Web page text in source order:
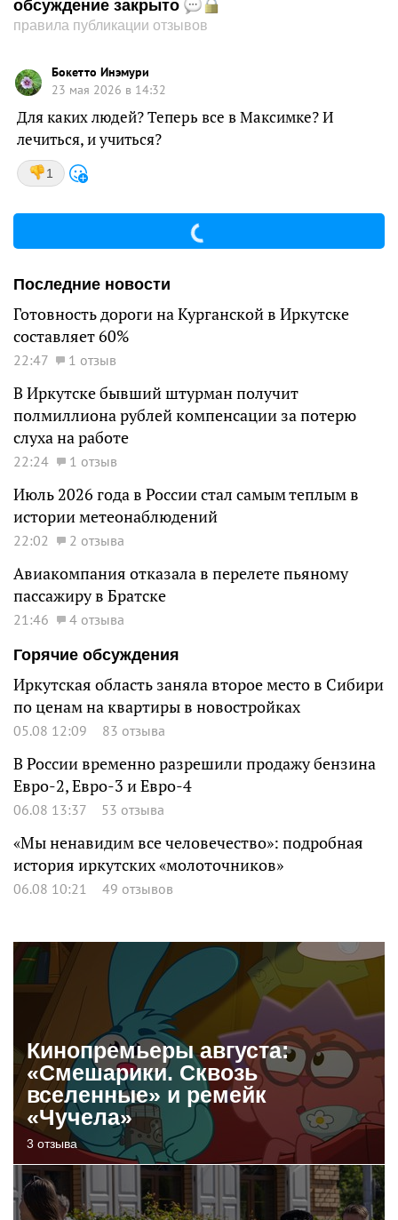
обсуждение закрыто
правила публикации отзывов
Бокетто Инэмури
23 мая 2026 в 14:32
Для каких людей? Теперь все в Максимке? И
лечиться, и учиться?
1
Последние новости
Готовность дороги на Курганской в Иркутске
составляет 60%
22:47 1 отзыв
В Иркутске бывший штурман получит
полмиллиона рублей компенсации за потерю
слуха на работе
22:24 1 отзыв
Июль 2026 года в России стал самым теплым в
истории метеонаблюдений
22:02 2 отзыва
Авиакомпания отказала в перелете пьяному
пассажиру в Братске
21:46
4 отзыва
Горячие обсуждения
Иркутская область заняла второе место в Сибири
по ценам на квартиры в новостройках
05.08 12:09 83 отзыва
В России временно разрешили продажу бензина
Евро-2, Евро-3 и Евро-4
06.08 13:37 53 отзыва
«Мы ненавидим все человечество»: подробная
история иркутских «молоточников»
06.08 10:21 49 отзывов
Кинопремьеры августа:
«Смешарики. Сквозь
вселенные» и ремейк
«Чучела»
3 отзыва